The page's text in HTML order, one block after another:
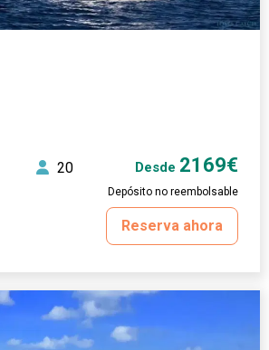
20 Desde 2169€
Depósito no reembolsable
Reserva ahora